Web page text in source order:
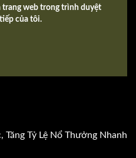
trang web trong trình duyệt
của tôi.
Tăng Tỷ Lệ Nổ Thưởng Nhanh